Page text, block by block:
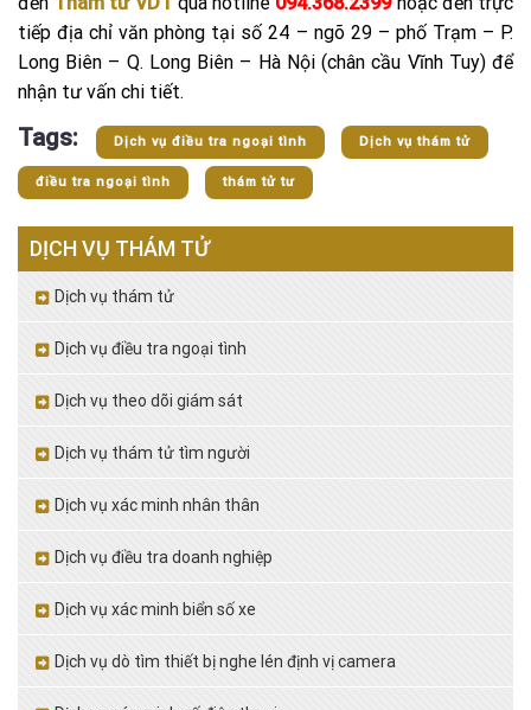
tiếp địa chỉ văn phòng tại số 24 – ngõ 29 – phố Trạm – P.
Long Biên – Q. Long Biên – Hà Nội (chân cầu Vĩnh Tuy) để
nhận tư vấn chi tiết.
Tags: Dịch vụ điều tra ngoại tình Dịch vụ thám tử
điều tra ngoại tình thám tử tư
DỊCH VỤ THÁM TỬ
Dịch vụ thám tử
Dịch vụ điều tra ngoại tình
Dịch vụ theo dõi giám sát
Dịch vụ thám tử tìm người
Dịch vụ xác minh nhân thân
Dịch vụ điều tra doanh nghiệp
Dịch vụ xác minh biển số xe
Dịch vụ dò tìm thiết bị nghe lén định vị camera